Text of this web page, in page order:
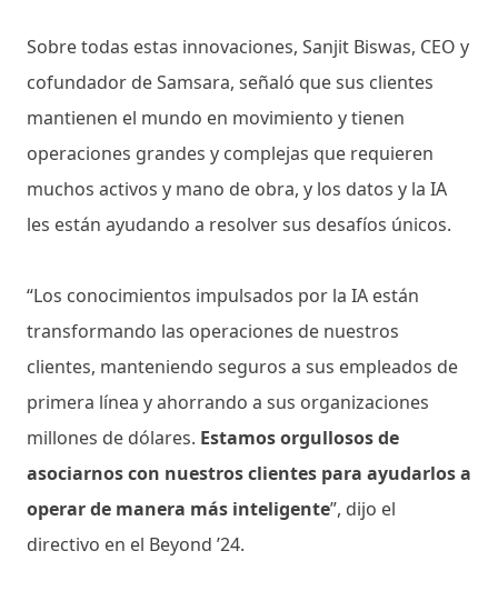
Sobre todas estas innovaciones, Sanjit Biswas, CEO y
cofundador de Samsara, señaló que sus clientes
mantienen el mundo en movimiento y tienen
operaciones grandes y complejas que requieren
muchos activos y mano de obra, y los datos y la IA
les están ayudando a resolver sus desafíos únicos.
“Los conocimientos impulsados ​​por la IA están
transformando las operaciones de nuestros
clientes, manteniendo seguros a sus empleados de
primera línea y ahorrando a sus organizaciones
millones de dólares. Estamos orgullosos de
asociarnos con nuestros clientes para ayudarlos a
operar de manera más inteligente”, dijo el
directivo en el Beyond ’24.